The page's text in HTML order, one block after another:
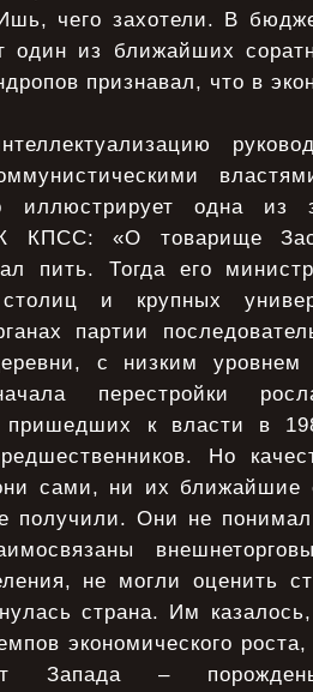
чего захотели. В
один из ближайших
признавал, что в
иллюстрирует одна из
КПСС: «О товарище
пить. Тогда его
и крупных
партии
с низким уровнем
перестройки
пришедших к власти в
Но
сами, ни их ближайшие
получили. Они не
не могли оценить
страна. Им
экономического
Запада – порождены